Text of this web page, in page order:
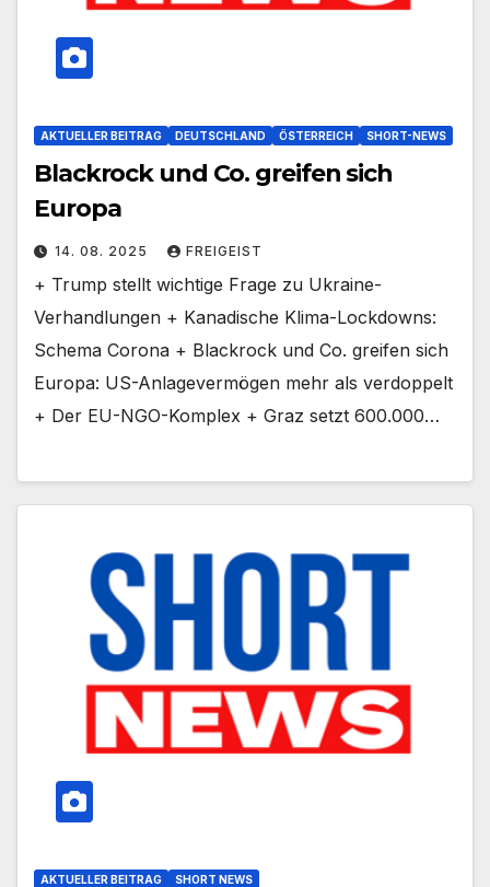
AKTUELLER BEITRAG DEUTSCHLAND ÖSTERREICH SHORT-NEWS
Blackrock und Co. greifen sich
Europa
14. 08. 2025 FREIGEIST
+ Trump stellt wichtige Frage zu Ukraine-
Verhandlungen + Kanadische Klima-Lockdowns:
Schema Corona + Blackrock und Co. greifen sich
Europa: US-Anlagevermögen mehr als verdoppelt
+ Der EU-NGO-Komplex + Graz setzt 600.000…
AKTUELLER BEITRAG SHORT NEWS